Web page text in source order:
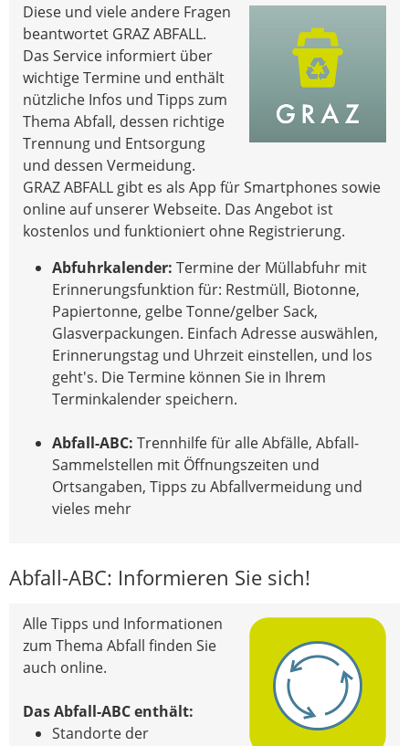
Diese und viele andere Fragen
beantwortet GRAZ ABFALL.
Das Service informiert über
wichtige Termine und enthält
nützliche Infos und Tipps zum
Thema Abfall, dessen richtige
Trennung und Entsorgung
und dessen Vermeidung.
GRAZ ABFALL gibt es als App für Smartphones sowie
online auf unserer Webseite. Das Angebot ist
kostenlos und funktioniert ohne Registrierung.
Abfuhrkalender: Termine der Müllabfuhr mit
Erinnerungsfunktion für: Restmüll, Biotonne,
Papiertonne, gelbe Tonne/gelber Sack,
Glasverpackungen. Einfach Adresse auswählen,
Erinnerungstag und Uhrzeit einstellen, und los
geht's. Die Termine können Sie in Ihrem
Terminkalender speichern.
Abfall-ABC: Trennhilfe für alle Abfälle, Abfall-
Sammelstellen mit Öffnungszeiten und
Ortsangaben, Tipps zu Abfallvermeidung und
vieles mehr
Abfall-ABC: Informieren Sie sich!
Alle Tipps und Informationen
zum Thema Abfall finden Sie
auch online.
Das Abfall-ABC enthält:
Standorte der